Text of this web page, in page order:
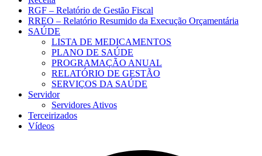
RGF – Relatório de Gestão Fiscal
RREO – Relatório Resumido da Execução Orçamentária
SAÚDE
LISTA DE MEDICAMENTOS
PLANO DE SAÚDE
PROGRAMAÇÃO ANUAL
RELATÓRIO DE GESTÃO
SERVIÇOS DA SAÚDE
Servidor
Servidores Ativos
Terceirizados
Vídeos